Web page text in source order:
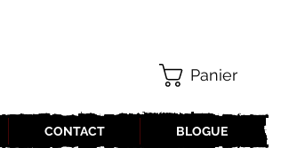
CONTACT BLOGUE
Panier